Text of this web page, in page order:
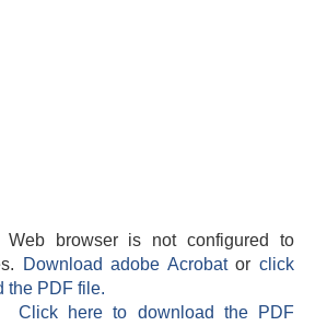
Web browser is not configured to
Download adobe Acrobatorclick
the PDF file.
Click here to download the PDF